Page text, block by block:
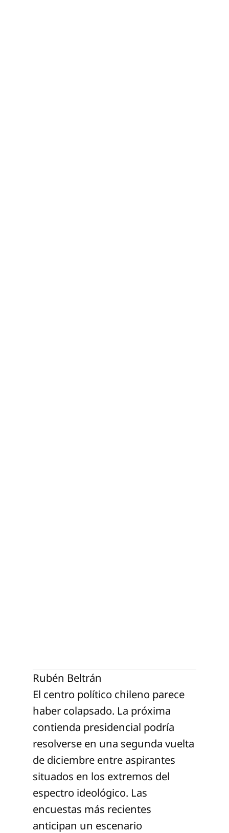
Rubén Beltrán
El centro político chileno parece
haber colapsado. La próxima
contienda presidencial podría
resolverse en una segunda vuelta
de diciembre entre aspirantes
situados en los extremos del
espectro ideológico. Las
encuestas más recientes
anticipan un escenario